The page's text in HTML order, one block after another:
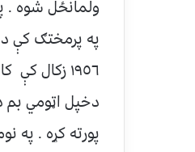
ولمانځل شوه .
په پرمختګ کې د
١٩٥٦ زکال
پورته کړه . په